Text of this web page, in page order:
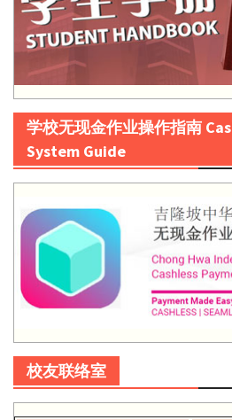
学校无现金作业操作指南
System Guide
校友联络室